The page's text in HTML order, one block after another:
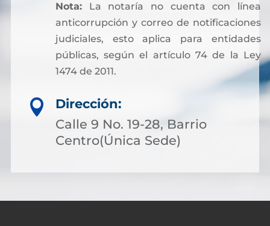
Nota:La notaría no cuenta con línea
anticorrupción y correo de notificaciones
judiciales, esto aplica para entidades
públicas, según el artículo 74 de la Ley
1474 de 2011.

Dirección:
Calle 9 No. 19-28, Barrio
Centro(Única Sede)